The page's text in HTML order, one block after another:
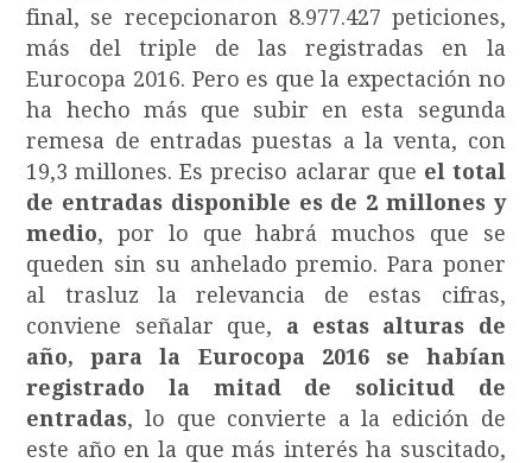
final, se recepcionaron 8.977.427 peticiones,
más del triple de las registradas en la
Eurocopa 2016. Pero es que la expectación no
ha hecho más que subir en esta segunda
remesa de entradas puestas a la venta, con
19,3 millones. Es preciso aclarar que el total
de entradas disponible es de 2 millones y
medio, por lo que habrá muchos que se
queden sin su anhelado premio. Para poner
al trasluz la relevancia de estas cifras,
conviene señalar que, a estas alturas de
año, para la Eurocopa 2016 se habían
registrado la mitad de solicitud de
entradas, lo que convierte a la edición de
este año en la que más interés ha suscitado,